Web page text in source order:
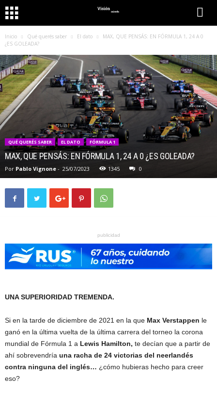
Inicio Qué querés saber El dato
MAX, QUE PENSÁS: EN FÓRMULA 1, 24 A 0
¿ES GOLEADA?
QUÉ QUERÉS SABER EL DATO FÓRMULA 1
MAX, QUE PENSÁS: EN FÓRMULA 1, 24 A 0 ¿ES GOLEADA?
Por Pablo Vignone - 25/07/2023 1345 0
publicidad
UNA SUPERIORIDAD TREMENDA.
Si en la tarde de diciembre de 2021 en la que Max Verstappen le
ganó en la última vuelta de la última carrera del torneo la corona
mundial de Fórmula 1 a Lewis Hamilton, te decían que a partir de
ahí sobrevendría una racha de 24 victorias del neerlandés
contra ninguna del inglés… ¿cómo hubieras hecho para creer
eso?